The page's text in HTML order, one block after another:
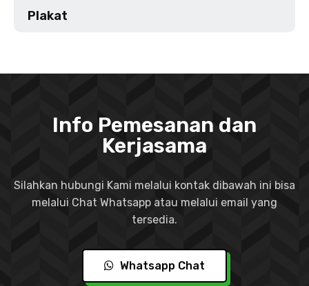
Plakat
Info Pemesanan dan
Kerjasama
Silahkan hubungi Kami melalui kontak dibawah ini bisa
melalui Chat Whatsapp atau melalui email yang
tersedia.
Whatsapp Chat